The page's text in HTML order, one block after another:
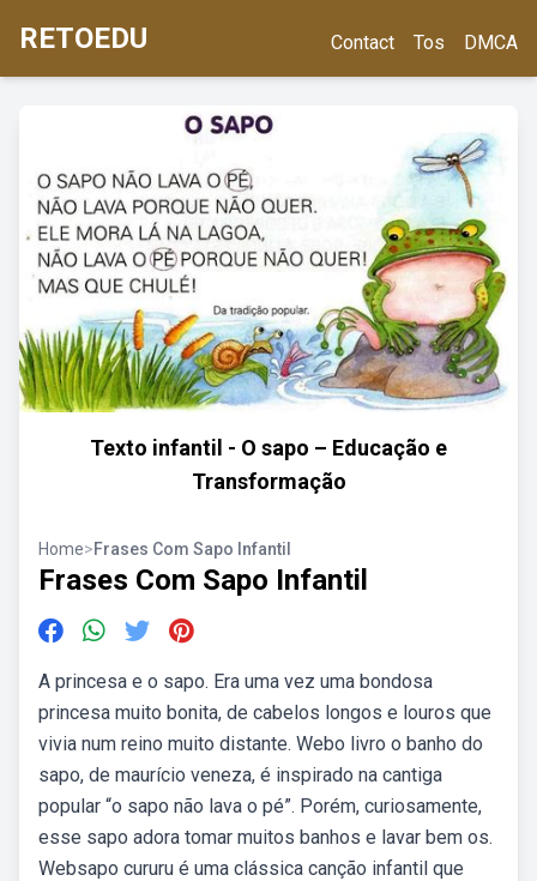
RETOEDU Contact Tos DMCA
Texto infantil - O sapo – Educação e
Transformação
Home>Frases Com Sapo Infantil
Frases Com Sapo Infantil
A princesa e o sapo. Era uma vez uma bondosa
princesa muito bonita, de cabelos longos e louros que
vivia num reino muito distante. Webo livro o banho do
sapo, de maurício veneza, é inspirado na cantiga
popular “o sapo não lava o pé”. Porém, curiosamente,
esse sapo adora tomar muitos banhos e lavar bem os.
Websapo cururu é uma clássica canção infantil que